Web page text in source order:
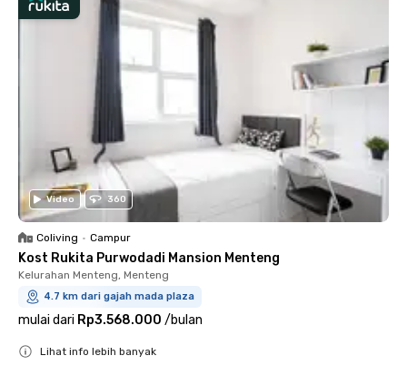
Video 360
Coliving • Campur
Kost Rukita Purwodadi Mansion Menteng
Kelurahan Menteng, Menteng
4.7 km dari gajah mada plaza
mulai dari Rp3.568.000 /bulan
Lihat info lebih banyak